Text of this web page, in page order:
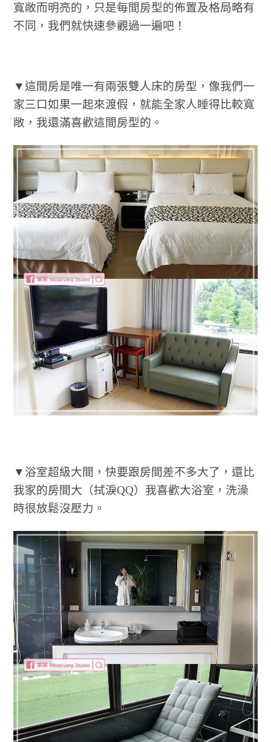
寬敞而明亮的，只是每間房型的佈置及格局略有
不同，我們就快速參觀過一遍吧！
▼這間房是唯一有兩張雙人床的房型，像我們一
家三口如果一起來渡假，就能全家人睡得比較寬
敞，我還滿喜歡這間房型的。
▼浴室超級大間，快要跟房間差不多大了，還比
我家的房間大（拭淚QQ）我喜歡大浴室，洗澡
時很放鬆沒壓力。